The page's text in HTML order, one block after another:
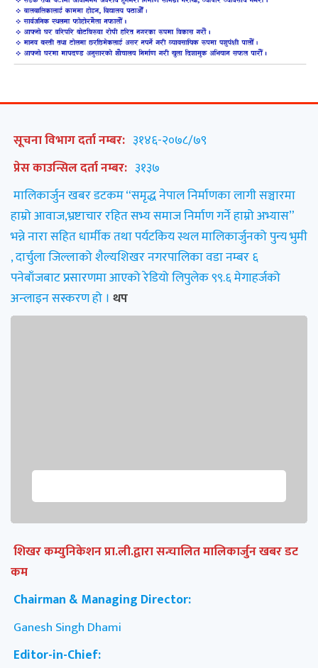
सूचना विभाग दर्ता नम्बर: ३१४६-२०७८/७९
प्रेस काउन्सिल दर्ता नम्बर: ३१३७
मालिकार्जुन खबर डटकम “समृद्ध नेपाल निर्माणका लागी सञ्चारमा
हाम्रो आवाज,भ्रष्टाचार रहित सभ्य समाज निर्माण गर्ने हाम्रो अभ्यास”
भन्ने नारा सहित धार्मीक तथा पर्यटकिय स्थल मालिकार्जुनको पुन्य भुमी
, दार्चुला जिल्लाको शैल्यशिखर नगरपालिका वडा नम्बर ६
पनेबाँजबाट प्रसारणमा आएको रेडियो लिपुलेक ९९.६ मेगाहर्जको
अन्लाइन सस्करण हो । थप
शिखर कम्युनिकेशन प्रा.ली.द्वारा सन्चालित मालिकार्जुन खबर डट
कम
Chairman & Managing Director:
Ganesh Singh Dhami
Editor-in-Chief: